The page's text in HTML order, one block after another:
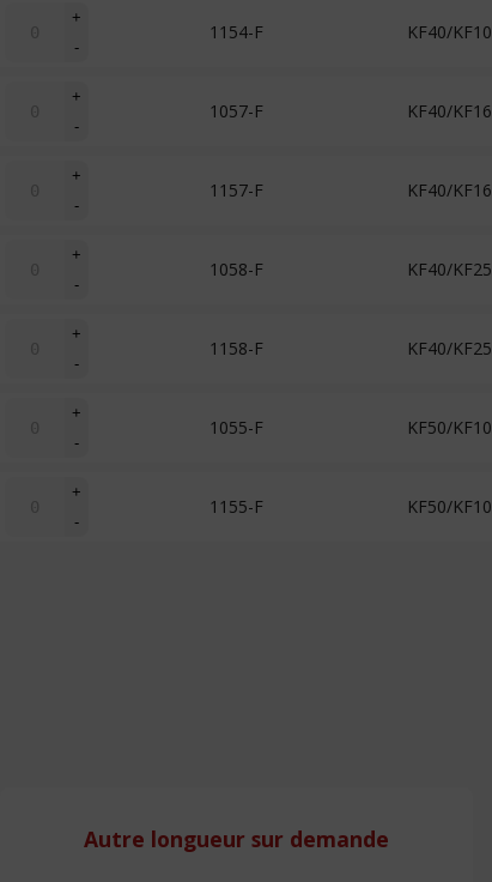
+
-
1154-F KF40/KF10
+
-
1057-F KF40/KF16
+
-
1157-F KF40/KF16
+
-
1058-F KF40/KF25
+
-
1158-F KF40/KF25
+
-
1055-F KF50/KF10
+
-
1155-F KF50/KF10
Autre longueur sur demande